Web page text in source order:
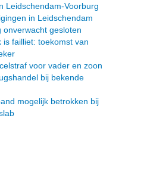
Leidschendam-Voorburg
in Leidschendam
onverwacht gesloten
is failliet: toekomst van
voor vader en zoon
bij bekende
mogelijk betrokken bij